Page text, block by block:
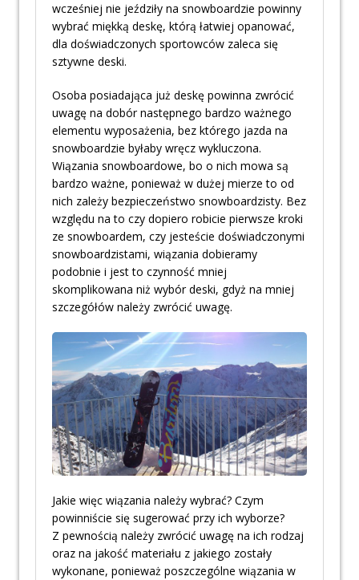
wcześniej nie jeździły na snowboardzie powinny
wybrać miękką deskę, którą łatwiej opanować,
dla doświadczonych sportowców zaleca się
sztywne deski.
Osoba posiadająca już deskę powinna zwrócić
uwagę na dobór następnego bardzo ważnego
elementu wyposażenia, bez którego jazda na
snowboardzie byłaby wręcz wykluczona.
Wiązania snowboardowe, bo o nich mowa są
bardzo ważne, ponieważ w dużej mierze to od
nich zależy bezpieczeństwo snowboardzisty. Bez
względu na to czy dopiero robicie pierwsze kroki
ze snowboardem, czy jesteście doświadczonymi
snowboardzistami, wiązania dobieramy
podobnie i jest to czynność mniej
skomplikowana niż wybór deski, gdyż na mniej
szczegółów należy zwrócić uwagę.
Jakie więc wiązania należy wybrać? Czym
powinniście się sugerować przy ich wyborze?
Z pewnością należy zwrócić uwagę na ich rodzaj
oraz na jakość materiału z jakiego zostały
wykonane, ponieważ poszczególne wiązania w